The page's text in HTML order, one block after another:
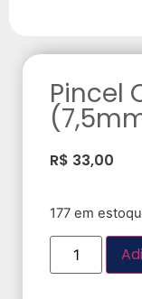
Pincel
R$ 33,00
177 em